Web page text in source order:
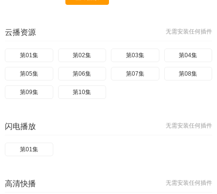
无需安装任何插件
云播资源
第01集 第02集 第03集 第04集
第05集 第06集 第07集 第08集
第09集 第10集
无需安装任何插件
闪电播放
第01集
无需安装任何插件
高清快播